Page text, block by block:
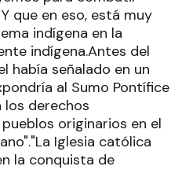
que en eso, está muy
indígena en la
indígena.Antes del
había señalado en un
al Sumo Pontífice
los derechos
originarios en el
Iglesia católica
la conquista de